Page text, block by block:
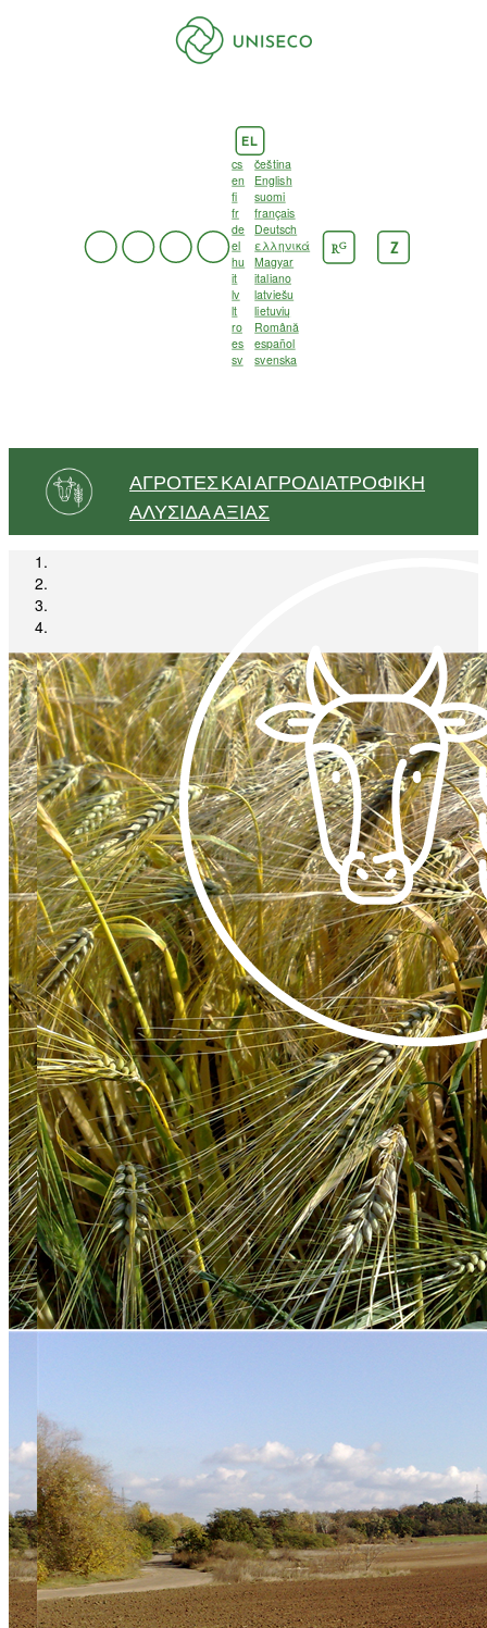
EL
cs
čeština
en
English
fi
suomi
fr
français
de
Deutsch
el
ελληνικά
hu
Magyar
it
italiano
lv
latviešu
lt
lietuvių
ro
Română
es
español
sv
svenska
RG Z
ΑΓΡΌΤΕΣ ΚΑΙ ΑΓΡΟΔΙΑΤΡΟΦΙΚΉ
ΑΛΥΣΊΔΑ ΑΞΊΑΣ